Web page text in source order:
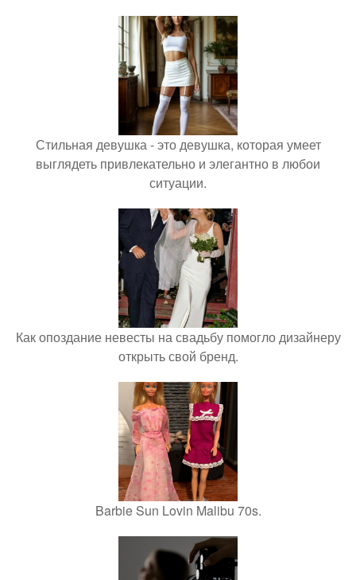
Стильная девушка - это девушка, которая умеет
выглядеть привлекательно и элегантно в любои
ситуации.
Как опоздание невесты на свадьбу помогло дизайнеру
открыть свой бренд.
Barbie Sun Lovin Malibu 70s.